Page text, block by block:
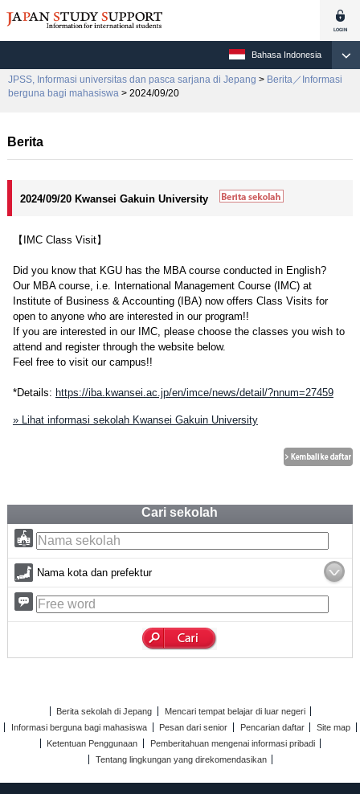
Bahasa Indonesia
JPSS, Informasi universitas dan pasca sarjana di Jepang > Berita／Informasi
berguna bagi mahasiswa > 2024/09/20
Berita
2024/09/20 Kwansei Gakuin University
【IMC Class Visit】
Did you know that KGU has the MBA course conducted in English?
Our MBA course, i.e. International Management Course (IMC) at
Institute of Business & Accounting (IBA) now offers Class Visits for
open to anyone who are interested in our program!!
If you are interested in our IMC, please choose the classes you wish to
attend and register through the website below.
Feel free to visit our campus!!
*Details: https://iba.kwansei.ac.jp/en/imce/news/detail/?nnum=27459
» Lihat informasi sekolah Kwansei Gakuin University
Cari sekolah
Nama kota dan prefektur
Berita sekolah di Jepang
Mencari tempat belajar di luar negeri
Informasi berguna bagi mahasiswa
Pesan dari senior Pencarian daftar
Site map
Ketentuan Penggunaan
Pemberitahuan mengenai informasi pribadi
Tentang lingkungan yang direkomendasikan